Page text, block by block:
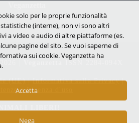
vegan e antispecista
|
(UE)|Informativa sulla Privacy|
e Licenza d'uso
solo per le proprie funzionalità
(interne), non vi sono altri
a video e audio di altre piattaforme (es.
pagine del sito. Se vuoi saperne di
sui cookie. Veganzetta ha
Accetta
Nega